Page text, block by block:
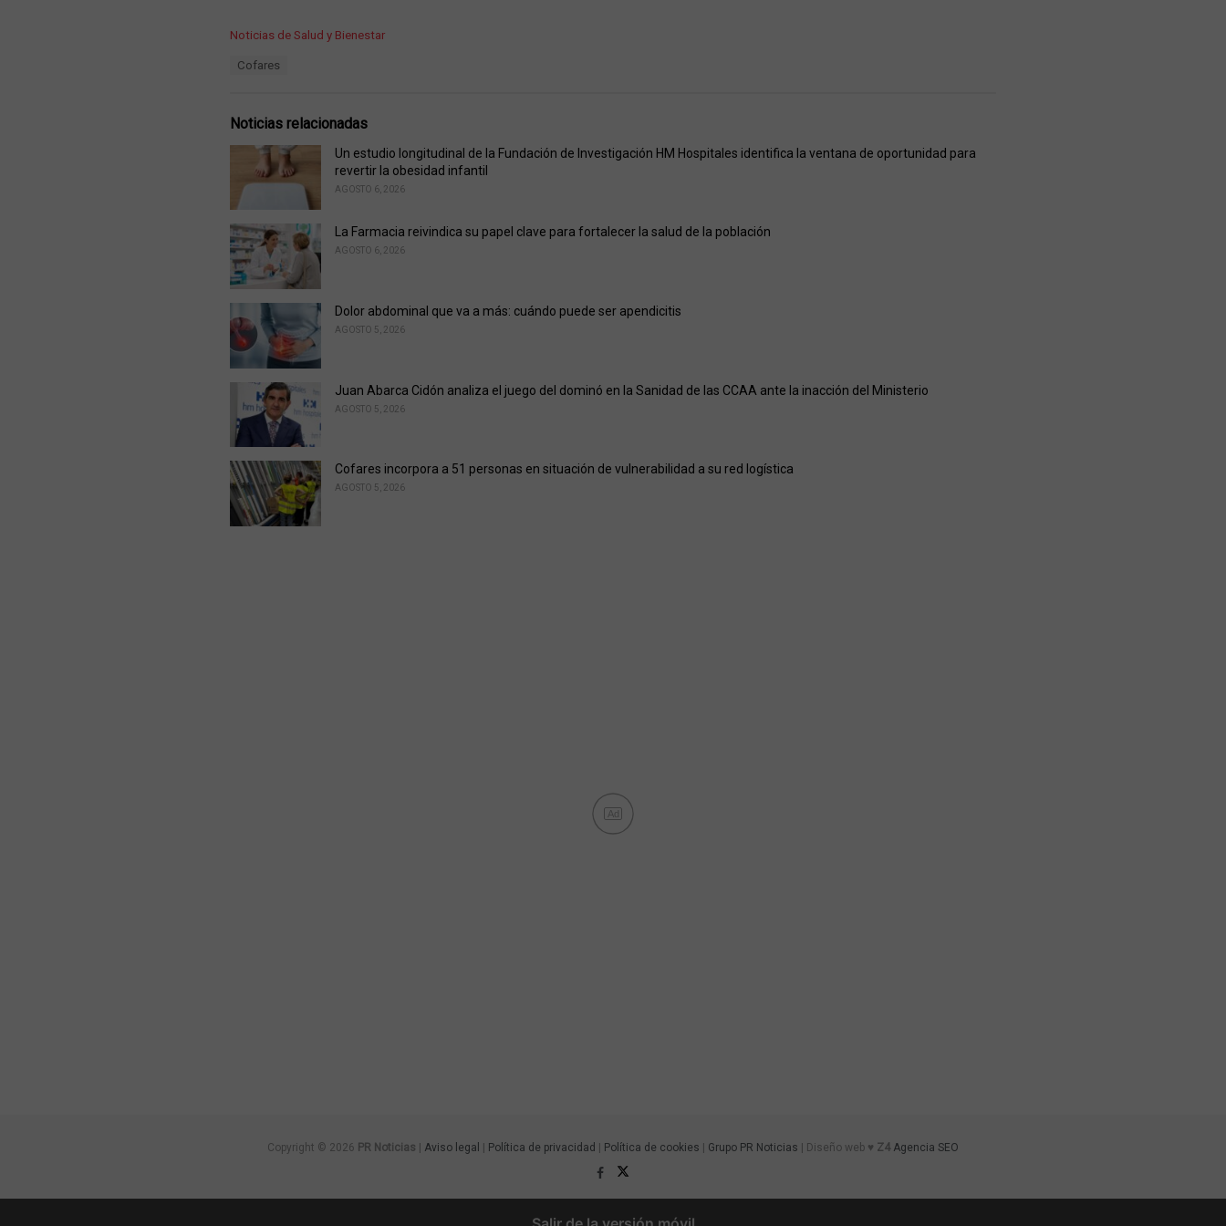
C
o
r
i
Noticias de Salud y Bienestar
:
Cofares
Noticias relacionadas
Un estudio longitudinal de la Fundación de Investigación HM Hospitales identifica la ventana de oportunidad para
revertir la obesidad infantil
AGOSTO 6, 2026
La Farmacia reivindica su papel clave para fortalecer la salud de la población
AGOSTO 6, 2026
Dolor abdominal que va a más: cuándo puede ser apendicitis
AGOSTO 5, 2026
Juan Abarca Cidón analiza el juego del dominó en la Sanidad de las CCAA ante la inacción del Ministerio
AGOSTO 5, 2026
Cofares incorpora a 51 personas en situación de vulnerabilidad a su red logística
AGOSTO 5, 2026
Ad
Copyright © 2026 PR Noticias Aviso legal Política de privacidad Política de cookies Grupo PR Noticias | Diseño web ♥ Z4 Agencia SEO